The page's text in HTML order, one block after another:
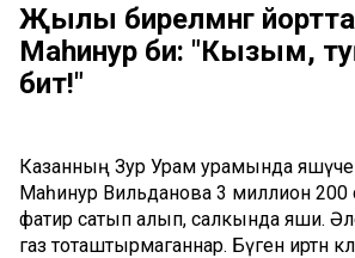
Җылы бирелмәнгә йортта
Маһинур әби: "Кызым,
бит!"
Казанның Зур Урам урамында
Маһинур Вильданова 3 миллион 200
фатир сатып алып, салкында яши.
газ тоташтырмаганнар. Бүген иртән